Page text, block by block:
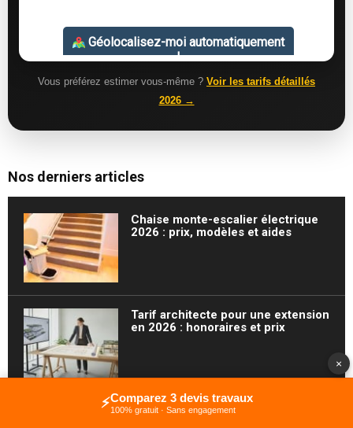
Vous préférez estimer vous-même ? Voir les tarifs détaillés
2026 →
Nos derniers articles
Chaise monte-escalier électrique
2026 : prix, modèles et aides
Tarif architecte pour une extension
en 2026 : honoraires et prix
Borne de recharge gratuite : où
⚡Comparez 3 devis travaux
100% gratuit · Sans engagement
×